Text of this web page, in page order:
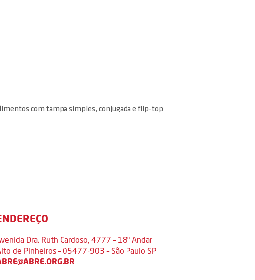
com tampa simples, conjugada e flip-top
Dra. Ruth Cardoso, 4777 – 18º Andar
de Pinheiros – 05477-903 – São Paulo SP